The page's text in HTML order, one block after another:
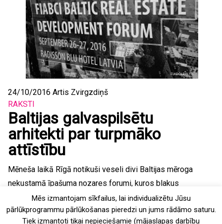
24/10/2016 Artis Zvirgzdiņš
RAKSTI
Baltijas galvaspilsētu
arhitekti par turpmāko
attīstību
Mēneša laikā Rīgā notikuši veseli divi Baltijas mēroga
nekustamā īpašuma nozares forumi, kuros blakus
nekustamā īpašuma tirgus un citām nozares lietām, tika
skarti arī jautājumi, kas saistīti ar pilsētu attīstību. FIABCI
Mēs izmantojam sīkfailus, lai individualizētu Jūsu
pārlūkprogrammu pārlūkošanas pieredzi un jums rādāmo saturu.
Tiek izmantoti tikai nepieciešamie (mājaslapas darbību